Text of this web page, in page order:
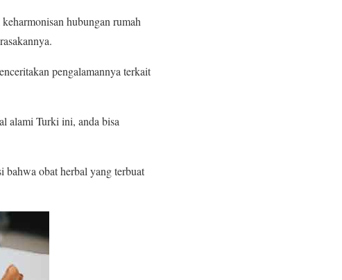
hubungan rumah
pengalamannya terkait
alami Turki ini, anda bisa
obat herbal yang terbuat